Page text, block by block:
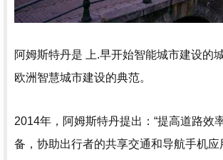
阿姆斯特丹是 上.早开始智能城市建设的
欧洲智慧城市建设的典范。
2014年，阿姆斯特丹提出：“提高道路效
备，协助出行者的共享交通和导航手机应